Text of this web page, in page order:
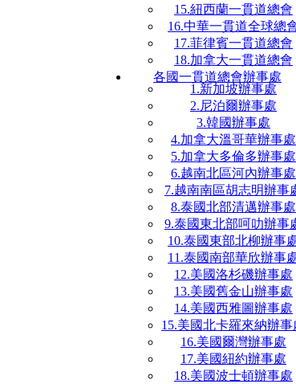
15.紐西蘭一貫道總會
16.中華一貫道全球總
17.菲律賓一貫道總會
18.加拿大一貫道總會
各國一貫道總會辦事處
1.新加坡辦事處
2.尼泊爾辦事處
3.韓國辦事處
4.加拿大溫哥華辦事處
5.加拿大多倫多辦事處
6.越南北區河內辦事處
7.越南南區胡志明辦事
8.泰國北部清邁辦事處
9.泰國東北部呵叻辦事
10.泰國東部北柳辦事
11.泰國南部華欣辦事
12.美國洛杉磯辦事處
13.美國舊金山辦事處
14.美國西雅圖辦事處
15.美國北卡羅來納辦事
16.美國爾灣辦事處
17.美國紐約辦事處
18.美國波士頓辦事處